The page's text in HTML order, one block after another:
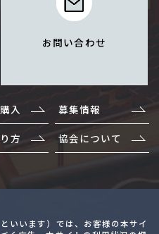
いいます）では、お客様の本サイ
お問い合わせ
入 募集情報
方 協会について